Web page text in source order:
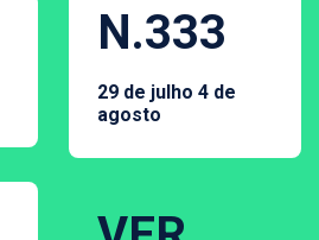
N.333
29 de julho 4 de
agosto